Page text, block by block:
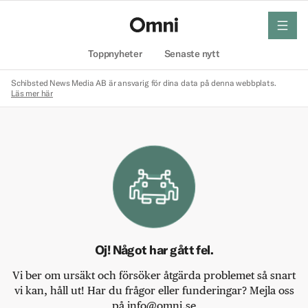
Toppnyheter Senaste nytt
meny
Schibsted News Media AB är ansvarig för dina data på denna webbplats.
Läs mer här
Oj! Något har gått fel.
Vi ber om ursäkt och försöker åtgärda problemet så snart
vi kan, håll ut! Har du frågor eller funderingar? Mejla oss